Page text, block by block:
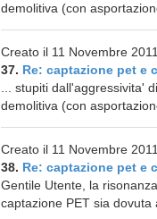
demolitiva (con
Creato il 11 Novembre 2011
37. Re: captazione pet e
... stupiti dall'aggressivita'
demolitiva (con
Creato il 11 Novembre 2011
38. Re: captazione pet e
Gentile Utente, la
captazione PET sia dovuta